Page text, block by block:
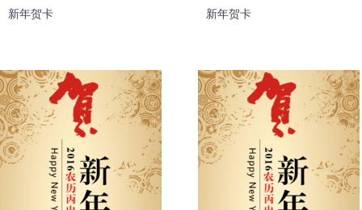
新年贺卡 新年贺卡